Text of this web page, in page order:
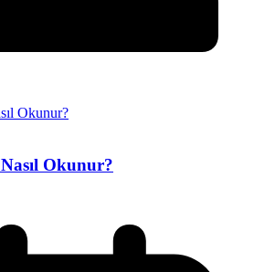
Okunur?